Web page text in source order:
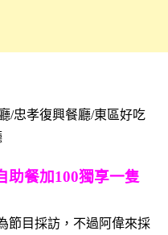
/忠孝復興餐廳/東區好吃
助餐加100獨享一隻
節目採訪，不過阿偉來採